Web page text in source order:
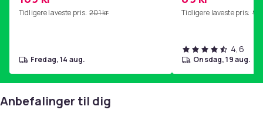
hjemmegymnastikk Pink
Tidligere laveste pris: 201 kr
fredag, 14 aug.
Tidligere laveste pris: 99
4,6
onsdag, 19 aug.
Anbefalinger til dig